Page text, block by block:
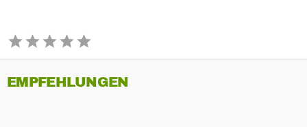
EMPFEHLUNGEN